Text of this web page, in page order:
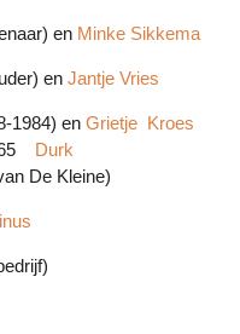
en Minke Sikkema
en Jantje Vries
1984) en Grietje Kroes
Durk
De Kleine)